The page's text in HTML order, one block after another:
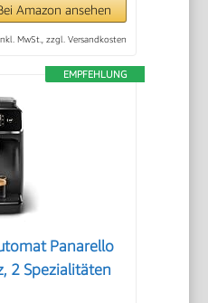
Amazon ansehen
MwSt., zzgl. Versandkosten
EMPFEHLUNG
Panarello
2 Spezialitäten